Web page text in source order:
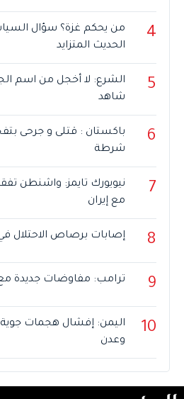
4
من يحكم غزة؟ سؤال
الحديث المتزايد
5
الشرع: لا أخجل من اسم
شاهد
6
باكستان : قتلى و جرحى
شرطة
7
نيويورك تايمز: واشنطن
مع إيران
8 إصابات برصاص الاحتلال
9 ترامب: مفاوضات جديدة مع
10
اليمن: إفشال هجمات جوية
وعدن